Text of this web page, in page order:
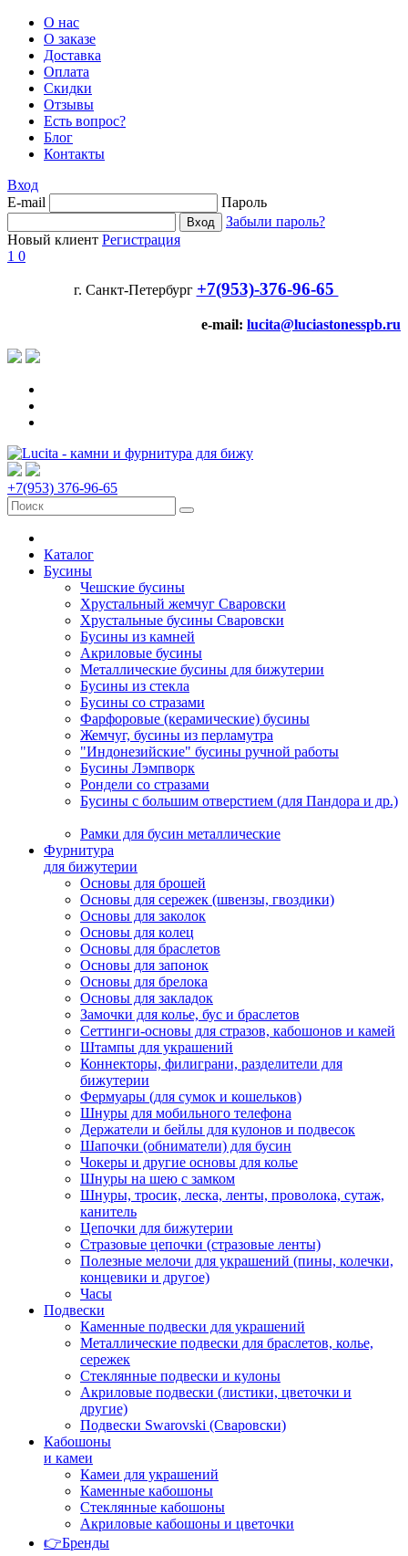
О нас
О заказе
Доставка
Оплата
Скидки
Отзывы
Есть вопрос?
Блог
Контакты
Вход
E-mail
Пароль
Забыли пароль?
Новый клиент Регистрация
1 0
г. Санкт-Петербург +7(953)-376-96-65
e-mail: lucita@luciastonesspb.ru
+7(953) 376-96-65
Каталог
Бусины
Чешские бусины
Хрустальный жемчуг Сваровски
Хрустальные бусины Сваровски
Бусины из камней
Акриловые бусины
Металлические бусины для бижутерии
Бусины из стекла
Бусины со стразами
Фарфоровые (керамические) бусины
Жемчуг, бусины из перламутра
"Индонезийские" бусины ручной работы
Бусины Лэмпворк
Рондели со стразами
Бусины с большим отверстием (для Пандора и др.)
Рамки для бусин металлические
Фурнитура
для бижутерии
Основы для брошей
Основы для сережек (швензы, гвоздики)
Основы для заколок
Основы для колец
Основы для браслетов
Основы для запонок
Основы для брелока
Основы для закладок
Замочки для колье, бус и браслетов
Сеттинги-основы для стразов, кабошонов и камей
Штампы для украшений
Коннекторы, филиграни, разделители для
бижутерии
Фермуары (для сумок и кошельков)
Шнуры для мобильного телефона
Держатели и бейлы для кулонов и подвесок
Шапочки (обниматели) для бусин
Чокеры и другие основы для колье
Шнуры на шею с замком
Шнуры, тросик, леска, ленты, проволока, сутаж,
канитель
Цепочки для бижутерии
Стразовые цепочки (стразовые ленты)
Полезные мелочи для украшений (пины, колечки,
концевики и другое)
Часы
Подвески
Каменные подвески для украшений
Металлические подвески для браслетов, колье,
сережек
Стеклянные подвески и кулоны
Акриловые подвески (листики, цветочки и
другие)
Подвески Swarovski (Сваровски)
Кабошоны
и камеи
Камеи для украшений
Каменные кабошоны
Стеклянные кабошоны
Акриловые кабошоны и цветочки
👉Бренды